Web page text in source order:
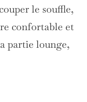
le souffle,
confortable et
partie lounge,